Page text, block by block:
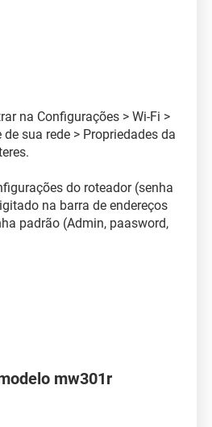
na Configurações > Wi-Fi >
sua rede > Propriedades da
do roteador (senha
na barra de endereços
padrão (Admin, paasword,
mw301r